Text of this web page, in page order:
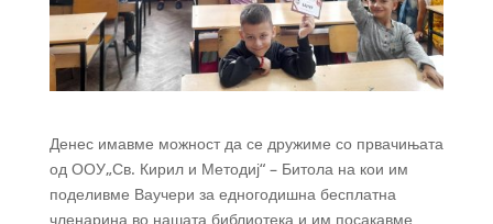
Денес имавме можност да се дружиме со првачињата
од ООУ„Св. Кирил и Методиј“ – Битола на кои им
поделивме Ваучери за едногодишна бесплатна
членарина во нашата библиотека и им посакавме